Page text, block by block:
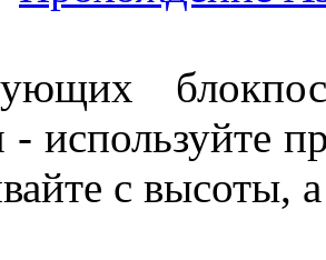
- используйте
с высоты,